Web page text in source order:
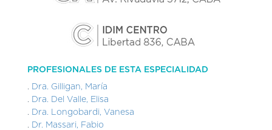
PROFESIONALES DE ESTA ESPECIALIDAD
Dra. Gilligan, María
Dra. Del Valle, Elisa
Dra. Longobardi, Vanesa
Dr. Massari, Fabio